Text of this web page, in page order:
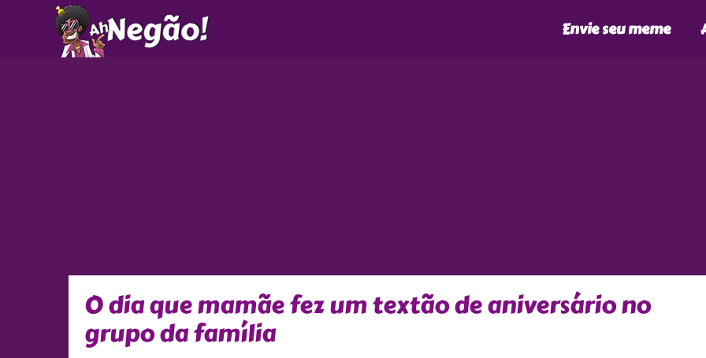
Envie seu meme
O dia que mamãe fez um textão de aniversário no
grupo da família